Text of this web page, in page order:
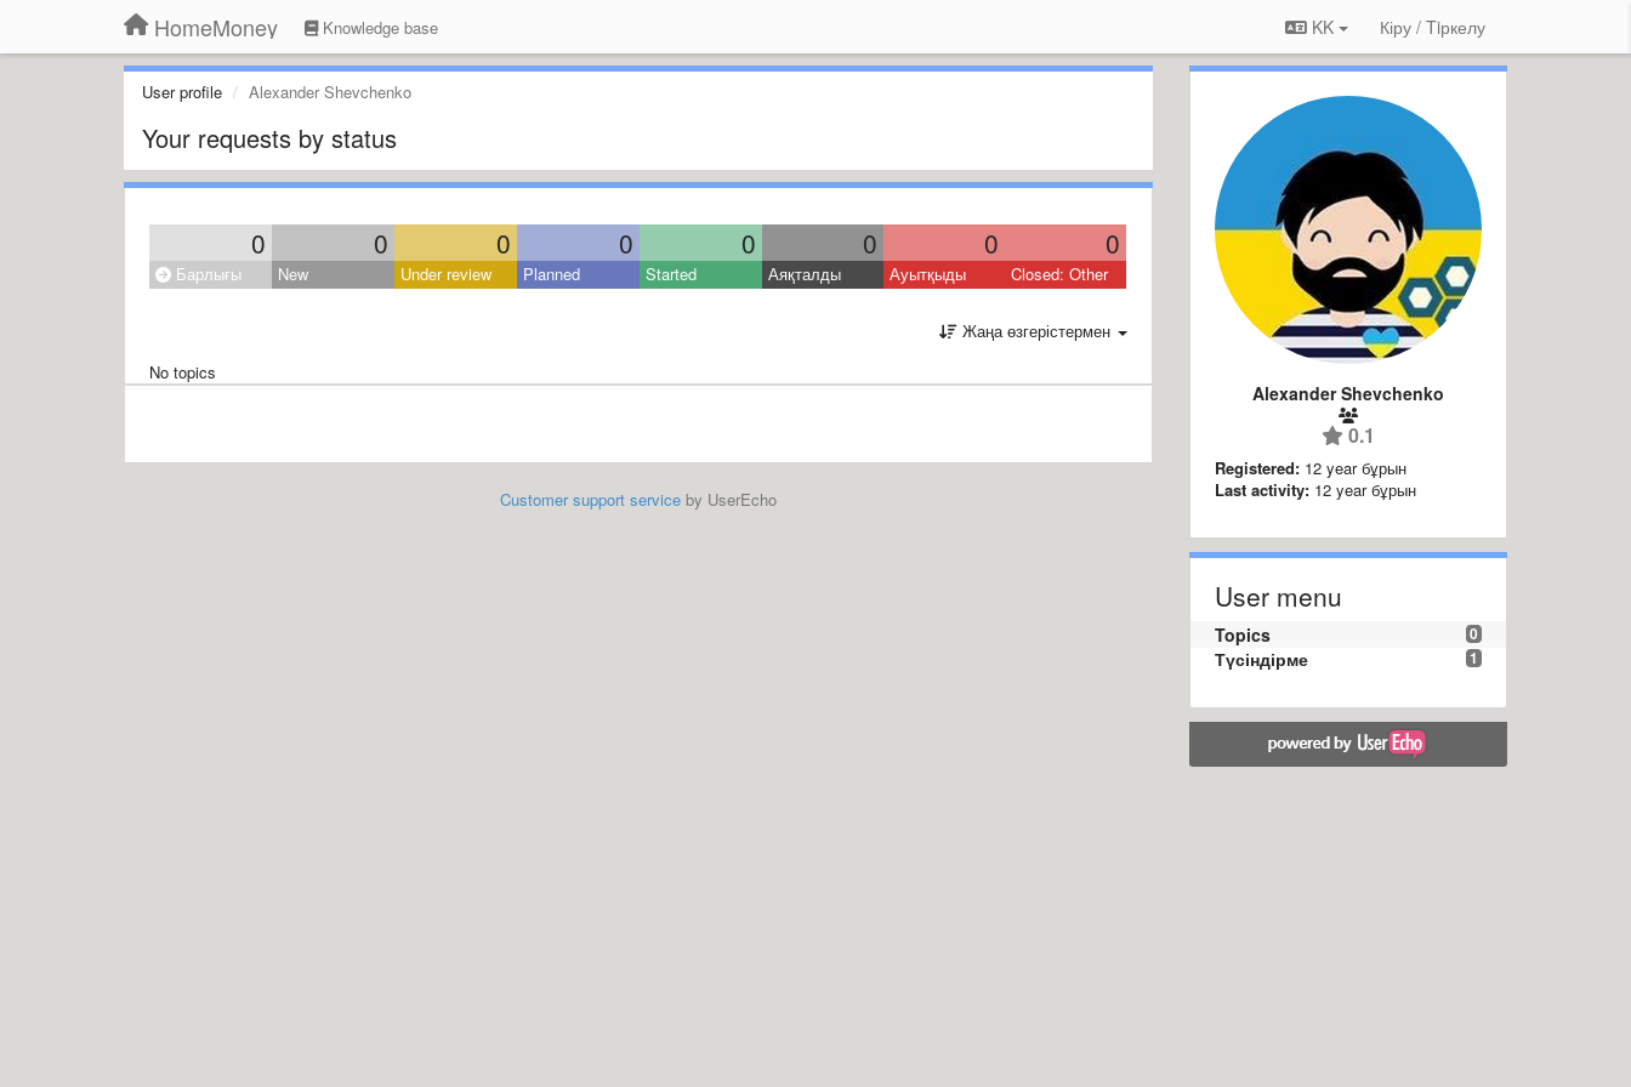
HomeMoney Knowledge base KK Кіру / Tiркелу
User profile Alexander Shevchenko
Your requests by status
0 0 0 0 0 0 0 0
Барлығы New Under review Planned Started Аяқталды Ауытқыды Closed: Other
Жаңа өзгерістермен
No topics
Customer support serviceby UserEcho
Alexander Shevchenko
0.1
Registered: 12 year бұрын
Last activity: 12 year бұрын
User menu
0
Topics
1
Түсіндірме